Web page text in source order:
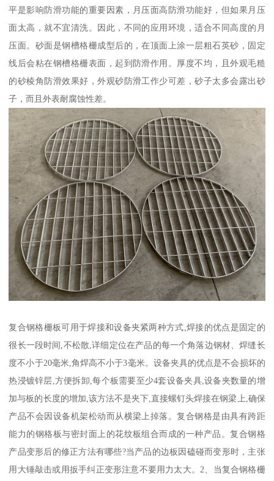
平是影响防滑功能的重要因素，月压面高防滑功能好，但如果月压
面太高，就不宜清洗。因此，不同的应用环境，适合不同高度的月
压面。砂面是钢槽格栅成型后的，在顶面上涂一层粗石英砂，固定
线后会粘在钢槽格栅表面，起到防滑作用。厚度不均，且外观毛糙
的砂棱角防滑效果好，外观砂防滑工作少可差，砂子太多会露出砂
子，而且外表耐腐蚀性差。
复合钢格栅板可用于焊接和设备夹紧两种方式,焊接的优点是固定的
很长一段时间,不松散,详细定位在产品的每一个角落边钢材、焊缝长
度不小于20毫米,角焊高不小于3毫米。设备夹具的优点是不会损坏的
热浸镀锌层,方便拆卸,每个板需要至少4套设备夹具,设备夹数量的增
加与板的长度的增加,该方法不是夹下,直接螺钉头焊接在钢梁上,确保
产品不会因设备机架松动而从横梁上掉落。复合钢格是由具有跨距
能力的钢格板与密封面上的花纹板组合而成的一种产品。复合钢格
产品变形后的修正方法有哪些?当产品的边板因磕碰而变形时，主张
用大锤敲击或用扳手纠正变形注意不要用力太大。2、当复合钢格栅